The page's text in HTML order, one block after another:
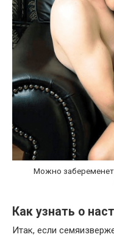
Можно
Как узнать о
Итак, если